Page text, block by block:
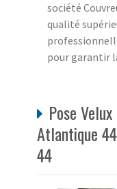
société
qualité
pour garantir
Pose
Atlantique
44